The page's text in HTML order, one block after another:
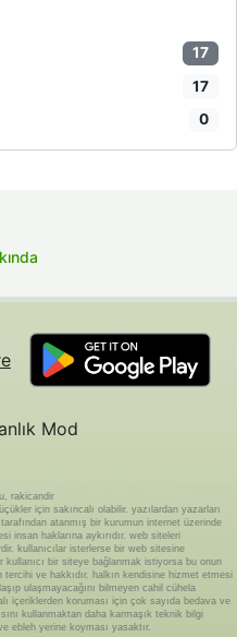
17
17
0
Mod
rakicandir
için sakıncalı olabilir. yazılardan yazarları
atanmış bir kurumun internet üzerinde
insan haklarına aykırıdır. web siteleri
kullanıcılar isterlerse bir web sitesine
kullanıcı bir siteye bağlanmak istiyorsa bu onun
ve hakkıdır. halkın kendisine hizmet etmesi
ulaşmayacağını bilmeyen cahil cühela
içeriklerden koruması için çok sayıda bedava ve
kullanmaktan daha karmaşık teknik bilgi
ebleh yerine koyması yasaktır.